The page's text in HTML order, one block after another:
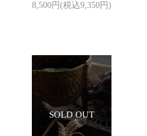
8,500円(税込9,350円)